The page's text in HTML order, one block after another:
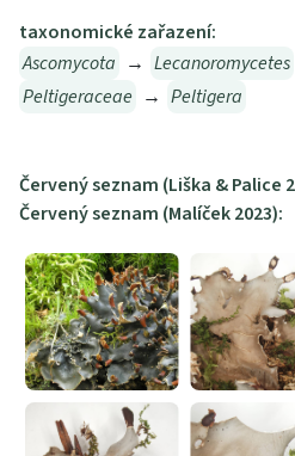
taxonomické zařazení:
Ascomycota → Lecanoromycetes
Peltigeraceae → Peltigera
Červený seznam (Liška & Palice
Červený seznam (Malíček 2023):